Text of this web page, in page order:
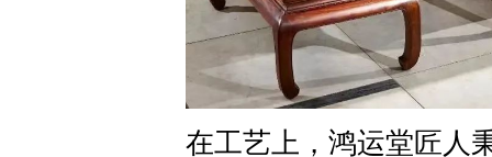
在工艺上，鸿运堂匠人